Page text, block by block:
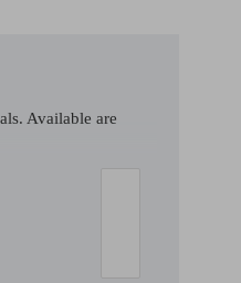
Available are